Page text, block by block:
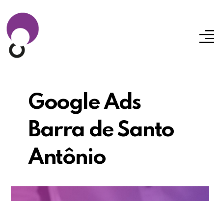
Google Ads
Barra de Santo
Antônio